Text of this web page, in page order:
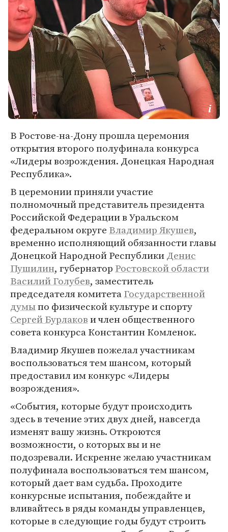
В Ростове-на-Дону прошла церемония
открытия второго полуфинала конкурса
«Лидеры возрождения. Донецкая Народная
Республика».
В церемонии приняли участие
полномочный представитель президента
Российской Федерации в Уральском
федеральном округе Владимир Якушев,
временно исполняющий обязанности главы
Донецкой Народной РеспубликиДенис
Пушилин, губернатор Ростовской области
Василий Голубев, заместитель
председателя комитетаГосударственной
думыпо физической культуре и спорту
Сергей Бурлакови член общественного
совета конкурса Константин Комленок.
Владимир Якушев пожелал участникам
воспользоваться тем шансом, который
предоставил им конкурс «Лидеры
возрождения».
«События, которые будут происходить
здесь в течение этих двух дней, навсегда
изменят вашу жизнь. Откроются
возможности, о которых вы и не
подозревали. Искренне желаю участникам
полуфинала воспользоваться тем шансом,
который дает вам судьба. Проходите
конкурсные испытания, побеждайте и
вливайтесь в ряды команды управленцев,
которые в следующие годы будут строить